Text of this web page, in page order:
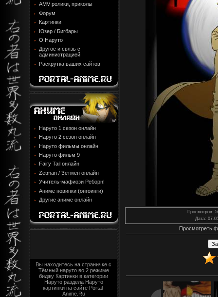
AMV ролики, приколы
Форум
Картинки
Юзер / Бигбары
О Наруто
Другое и связь с
администрацией
Раскрутка ваших сайтов
Наруто 1 сезон онлайн
Наруто 2 сезон онлайн
Наруто фильмы онлайн
Наруто фильм 9
Fairy Tail онлайн
Zetman / Зетмен онлайн
Учитель-мафиози Реборн!
Аниме новинки (онгоинги)
Другие аниме онлайн
Вы находитесь на страничке с
Тёмный наруто во 2 режиме
биджу Картинки в категории
Наруто раздела Наруто
картинки на сайте Portal-
Anime.Ru
Просмотров:
Дата:
Просмотреть